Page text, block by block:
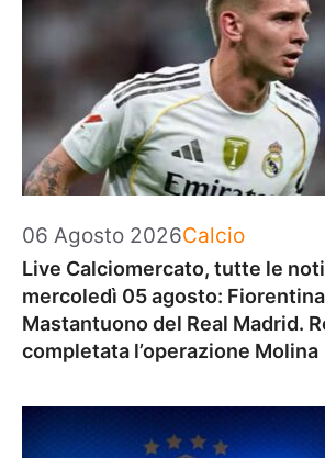
06 Agosto 2026Categorie
Calcio
Live Calciomercato, tutte le
mercoledì 05 agosto:
Mastantuono del Real Madrid.
completata l’operazione Molina